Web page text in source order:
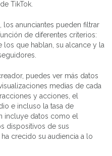
TikTok.
los anunciantes pueden filtrar
de diferentes criterios:
los que hablan, su alcance y la
puedes ver más datos
medias de cada
y acciones, el
e incluso la tasa de
incluye datos como el
dispositivos de sus
crecido su audiencia a lo